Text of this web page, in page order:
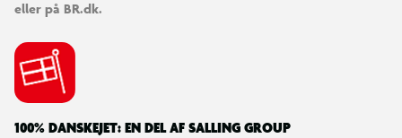
eller på BR.dk.
100% DANSKEJET: EN DEL AF SALLING GROUP